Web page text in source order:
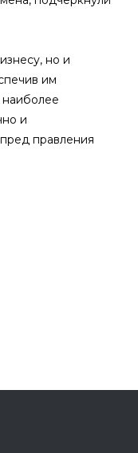
но и
им
наиболее
и
правления